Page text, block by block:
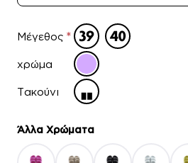
Μέγεθος
χρώμα
Τακούνι
Άλλα Xρώματα